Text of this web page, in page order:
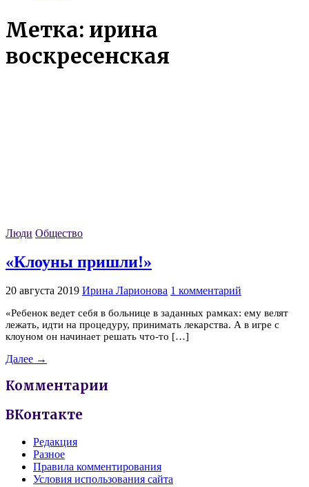
Метка: ирина
воскресенская
Люди Общество
«Клоуны пришли!»
20 августа 2019 Ирина Ларионова 1 комментарий
«Ребенок ведет себя в больнице в заданных рамках: ему велят
лежать, идти на процедуру, принимать лекарства. А в игре с
клоуном он начинает решать что-то […]
Далее →
Комментарии
ВКонтакте
Редакция
Разное
Правила комментирования
Условия использования сайта